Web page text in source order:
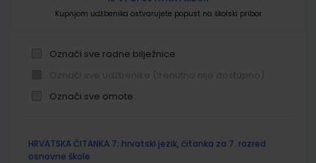
Kupnjom udžbenika ostvarujete popust na školski pribor
Označi sve radne bilježnice
Označi sve omote
proizvodi
HRVATSKA ČITANKA 7; hrvatski jezik, čitanka za 7. razred
osnovne škole